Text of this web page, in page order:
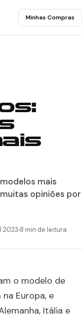
Minhas Compras
mais
opiniões por
2023 8 min de leitura
o modelo de
Europa, e
Itália e